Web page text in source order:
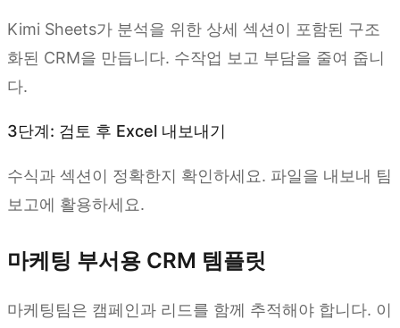
Kimi Sheets가 분석을 위한 상세 섹션이 포함된 구조
화된 CRM을 만듭니다. 수작업 보고 부담을 줄여 줍니
다.
3단계: 검토 후 Excel 내보내기
수식과 섹션이 정확한지 확인하세요. 파일을 내보내 팀
보고에 활용하세요.
마케팅 부서용 CRM 템플릿
마케팅팀은 캠페인과 리드를 함께 추적해야 합니다. 이